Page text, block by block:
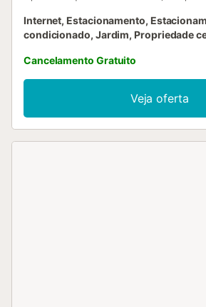
Internet, Estacionamento,
condicionado, Jardim, Propriedade
Cancelamento Gratuito
Veja oferta